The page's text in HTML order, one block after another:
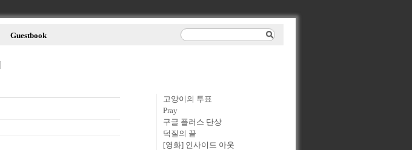
Guestbook
고양이의 투표
Pray
구글 플러스 단상
덕질의 끝
[영화] 인사이드 아웃